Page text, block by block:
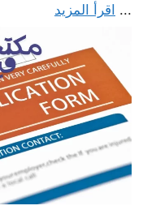
... اقرأ المزيد